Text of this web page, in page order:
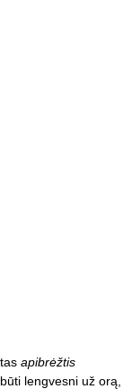
apibrėžtis
lengvesni už orą,